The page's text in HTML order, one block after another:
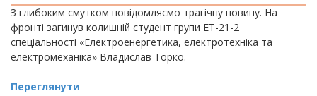
З глибоким смутком повідомляємо трагічну новину. На
фронті загинув колишній студент групи ЕТ-21-2
спеціальності «Електроенергетика, електротехніка та
електромеханіка» Владислав Торко.
Переглянути